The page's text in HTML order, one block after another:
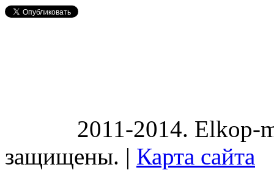
2011-2014. Elkop-
защищены. | Карта сайта